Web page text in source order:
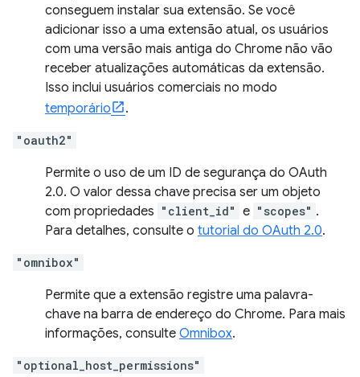
conseguem instalar sua extensão. Se você
adicionar isso a uma extensão atual, os usuários
com uma versão mais antiga do Chrome não vão
receber atualizações automáticas da extensão.
Isso inclui usuários comerciais no modo
temporário
.
"oauth2"
Permite o uso de um ID de segurança do OAuth
2.0. O valor dessa chave precisa ser um objeto
com propriedades "client_id" e "scopes" .
Para detalhes, consulte o tutorial do OAuth 2.0.
"omnibox"
Permite que a extensão registre uma palavra-
chave na barra de endereço do Chrome. Para mais
informações, consulte Omnibox.
"optional_host_permissions"